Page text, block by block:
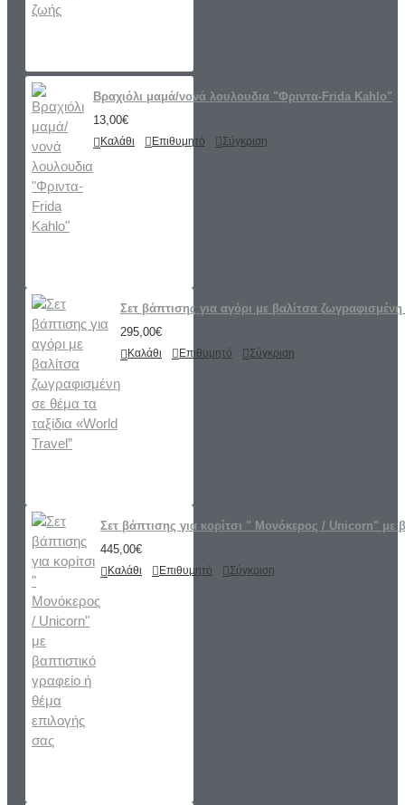
Βραχιόλι μαμά/νονά λουλουδια "Φριντα-Frida Kahlo"
13,00€
Καλάθι Επιθυμητό Σύγκριση
Σετ βάπτισης για αγόρι με βαλίτσα
295,00€
Καλάθι Επιθυμητό Σύγκριση
Σετ βάπτισης για κορίτσι " Μονόκερος / Unicorn" με
445,00€
Καλάθι Επιθυμητό Σύγκριση